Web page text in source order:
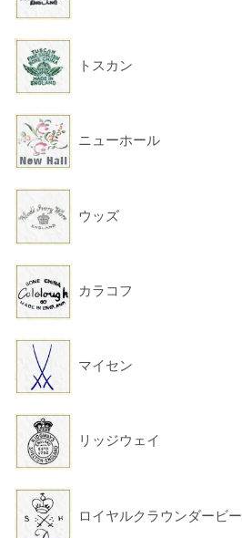
トスカン
ニューホール
ウッズ
カラコフ
マイセン
リッジウェイ
ロイヤルクラウンダービー